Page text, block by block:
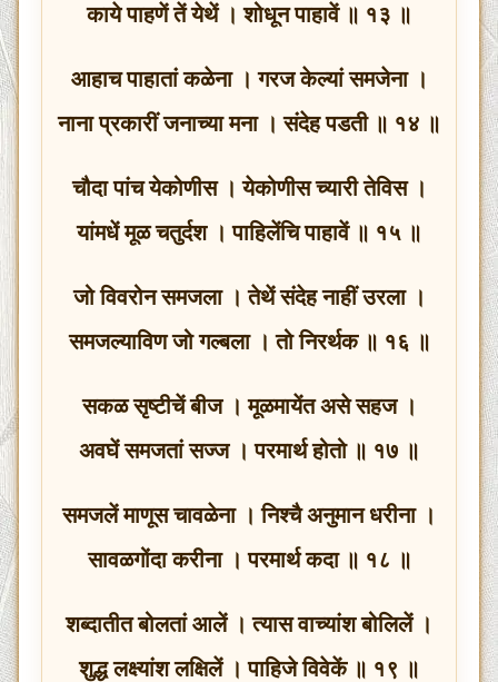
काये पाहणें तें येथें । शोधून पाहावें ॥ १३ ॥
आहाच पाहातां कळेना । गरज केल्यां समजेना ।
नाना प्रकारीं जनाच्या मना । संदेह पडती ॥ १४ ॥
चौदा पांच येकोणीस । येकोणीस च्यारी तेविस ।
यांमधें मूळ चतुर्दश । पाहिलेंचि पाहावें ॥ १५ ॥
जो विवरोन समजला । तेथें संदेह नाहीं उरला ।
समजल्याविण जो गल्बला । तो निरर्थक ॥ १६ ॥
सकळ सृष्टीचें बीज । मूळमायेंत असे सहज ।
अवघें समजतां सज्ज । परमार्थ होतो ॥ १७ ॥
समजलें माणूस चावळेना । निश्चै अनुमान धरीना ।
सावळगोंदा करीना । परमार्थ कदा ॥ १८ ॥
शब्दातीत बोलतां आलें । त्यास वाच्यांश बोलिलें ।
शुद्ध लक्ष्यांश लक्षिलें । पाहिजे विवेकें ॥ १९ ॥